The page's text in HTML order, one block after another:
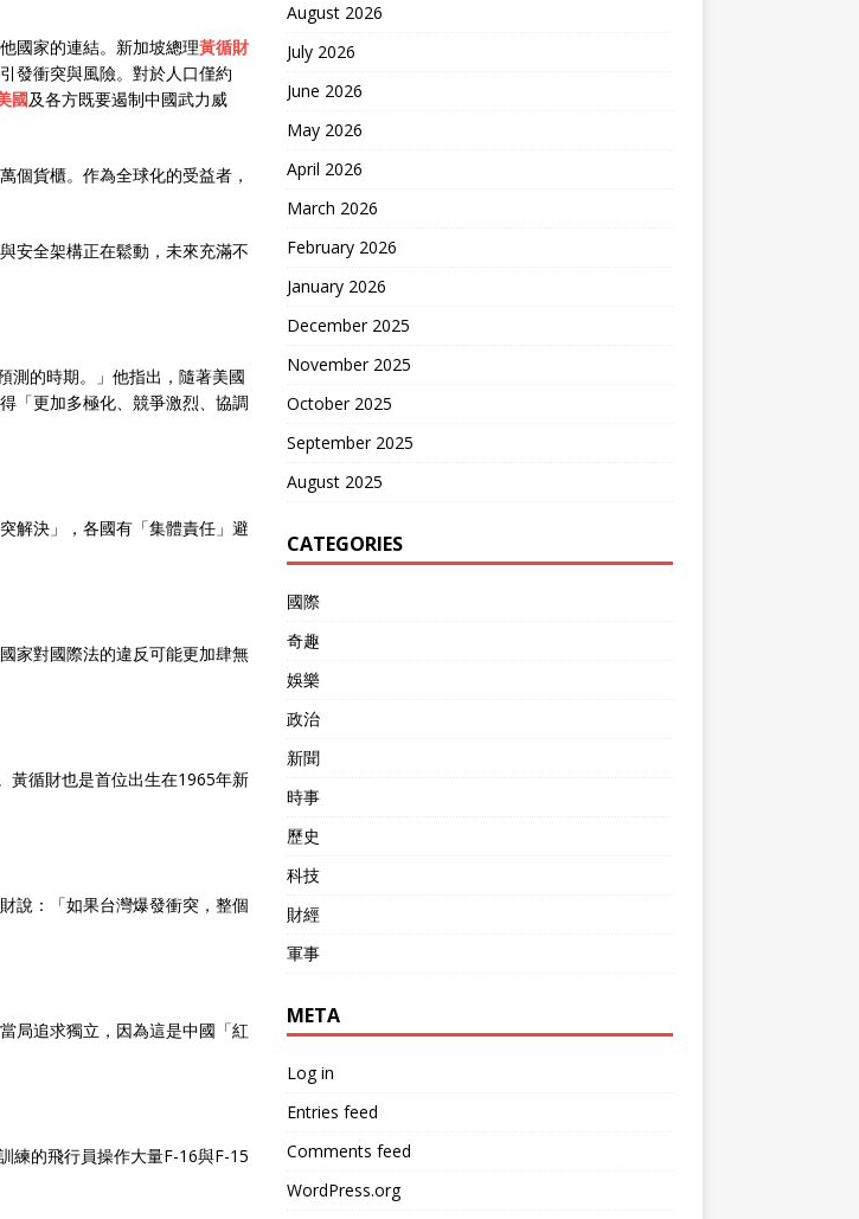
國家的連結。新加坡總理黃循財
發衝突與風險。對於人口僅約
國及各方既要遏制中國武力威
個貨櫃。作為全球化的受益者，
安全架構正在鬆動，未來充滿不
測的時期。」他指出，隨著美國
「更加多極化、競爭激烈、協調
解決」，各國有「集體責任」避
家對國際法的違反可能更加肆無
黃循財也是首位出生在1965年新
說：「如果台灣爆發衝突，整個
局追求獨立，因為這是中國「紅
練的飛行員操作大量F-16與F-15
August 2026
July 2026
June 2026
May 2026
April 2026
March 2026
February 2026
January 2026
December 2025
November 2025
October 2025
September 2025
August 2025
CATEGORIES
國際
奇趣
娛樂
政治
新聞
時事
歷史
科技
財經
軍事
META
Log in
Entries feed
Comments feed
WordPress.org